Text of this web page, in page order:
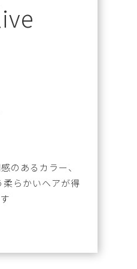
のあるカラー、
らかいヘアが得